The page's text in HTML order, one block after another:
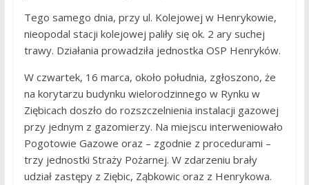
Tego samego dnia, przy ul. Kolejowej w Henrykowie,
nieopodal stacji kolejowej paliły się ok. 2 ary suchej
trawy. Działania prowadziła jednostka OSP Henryków.
W czwartek, 16 marca, około południa, zgłoszono, że
na korytarzu budynku wielorodzinnego w Rynku w
Ziębicach doszło do rozszczelnienia instalacji gazowej
przy jednym z gazomierzy. Na miejscu interweniowało
Pogotowie Gazowe oraz – zgodnie z procedurami –
trzy jednostki Straży Pożarnej. W zdarzeniu brały
udział zastępy z Ziębic, Ząbkowic oraz z Henrykowa.